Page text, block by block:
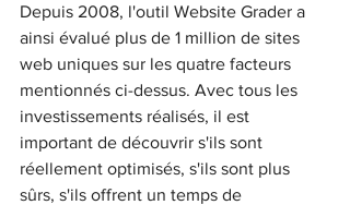
Depuis 2008, l'outil Website Grader a
ainsi évalué plus de 1 million de sites
web uniques sur les quatre facteurs
mentionnés ci-dessus. Avec tous les
investissements réalisés, il est
important de découvrir s'ils sont
réellement optimisés, s'ils sont plus
sûrs, s'ils offrent un temps de